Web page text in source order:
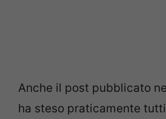
Anche il post pubblicato
ha steso praticamente